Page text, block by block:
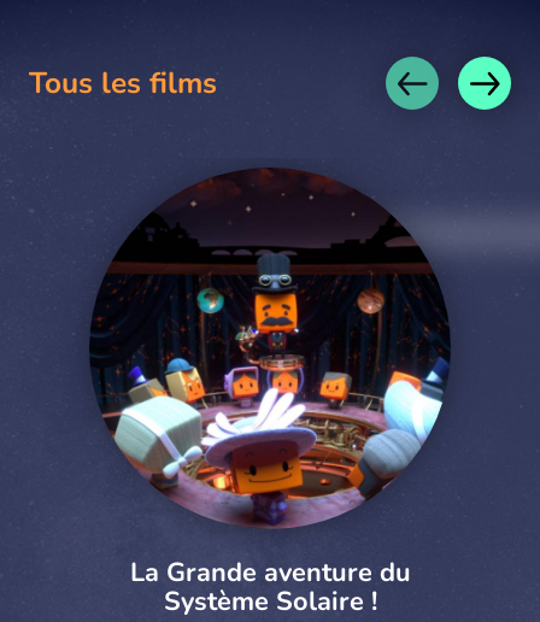
Tous les films
La Grande aventure du
Système Solaire !